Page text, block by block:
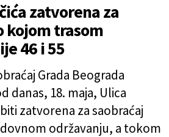
zatvorena za
kojom trasom
46 i 55
Grada Beograda
danas, 18. maja, Ulica
zatvorena za saobraćaj
održavanju, a tokom